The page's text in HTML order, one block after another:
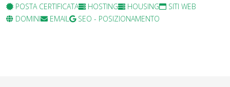
POSTA CERTIFICATA HOSTING HOUSING
SITI WEB
DOMINI
EMAIL SEO - POSIZIONAMENTO